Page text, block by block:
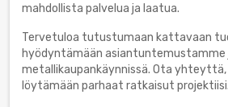
mahdollista palvelua ja laatua.
Tervetuloa tutustumaan kattavaan
hyödyntämään asiantuntemustamme
metallikaupankäynnissä. Ota
löytämään parhaat ratkaisut projektiisi.